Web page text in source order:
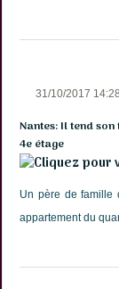
31/10/2017
Nantes: Il tend
4e étage
Un père de famille
appartement du